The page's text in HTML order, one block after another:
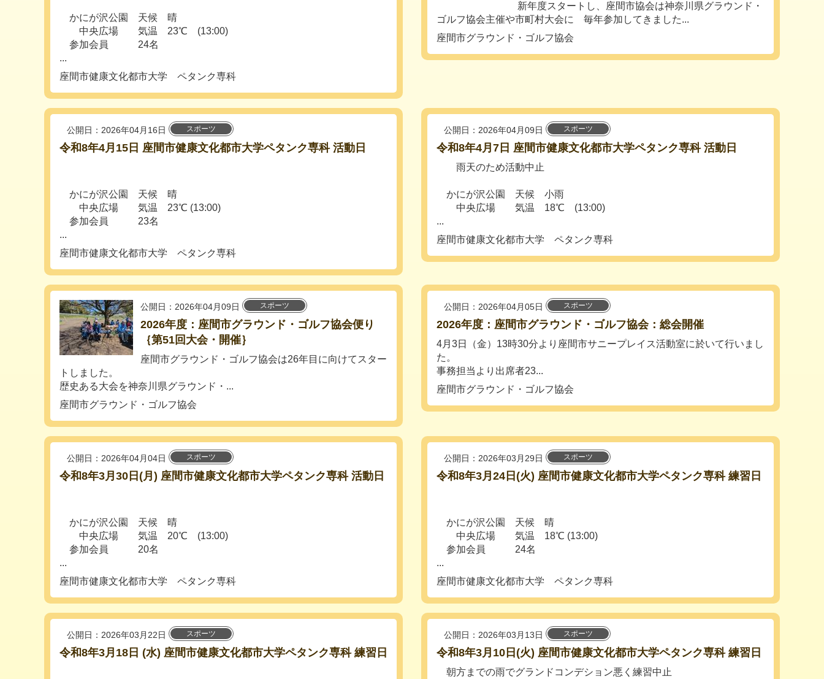
かにが沢公園 天候 晴
中央広場 気温 23℃ (13:00)
参加会員 24名
...
座間市健康文化都市大学 ペタンク専科
新年度スタートし、座間市協会は神奈川県グラウンド・
ゴルフ協会主催や市町村大会に 毎年参加してきました...
座間市グラウンド・ゴルフ協会
公開日：2026年04月16日 スポーツ
令和8年4月15日 座間市健康文化都市大学ペタンク専科 活動日
かにが沢公園 天候 晴
中央広場 気温 23℃ (13:00)
参加会員 23名
...
座間市健康文化都市大学 ペタンク専科
公開日：2026年04月09日 スポーツ
令和8年4月7日 座間市健康文化都市大学ペタンク専科 活動日
雨天のため活動中止
かにが沢公園 天候 小雨
中央広場 気温 18℃ (13:00)
...
座間市健康文化都市大学 ペタンク専科
公開日：2026年04月09日 スポーツ
2026年度：座間市グラウンド・ゴルフ協会便り
｛第51回大会・開催｝
座間市グラウンド・ゴルフ協会は26年目に向けてスター
トしました。
歴史ある大会を神奈川県グラウンド・...
座間市グラウンド・ゴルフ協会
公開日：2026年04月05日 スポーツ
2026年度：座間市グラウンド・ゴルフ協会：総会開催
4月3日（金）13時30分より座間市サニープレイス活動室に於いて行いまし
た。
事務担当より出席者23...
座間市グラウンド・ゴルフ協会
公開日：2026年04月04日 スポーツ
令和8年3月30日(月) 座間市健康文化都市大学ペタンク専科 活動日
かにが沢公園 天候 晴
中央広場 気温 20℃ (13:00)
参加会員 20名
...
座間市健康文化都市大学 ペタンク専科
公開日：2026年03月29日 スポーツ
令和8年3月24日(火) 座間市健康文化都市大学ペタンク専科 練習日
かにが沢公園 天候 晴
中央広場 気温 18℃ (13:00)
参加会員 24名
...
座間市健康文化都市大学 ペタンク専科
公開日：2026年03月22日 スポーツ
令和8年3月18日 (水) 座間市健康文化都市大学ペタンク専科 練習日
公開日：2026年03月13日 スポーツ
令和8年3月10日(火) 座間市健康文化都市大学ペタンク専科 練習日
朝方までの雨でグランドコンデション悪く練習中止